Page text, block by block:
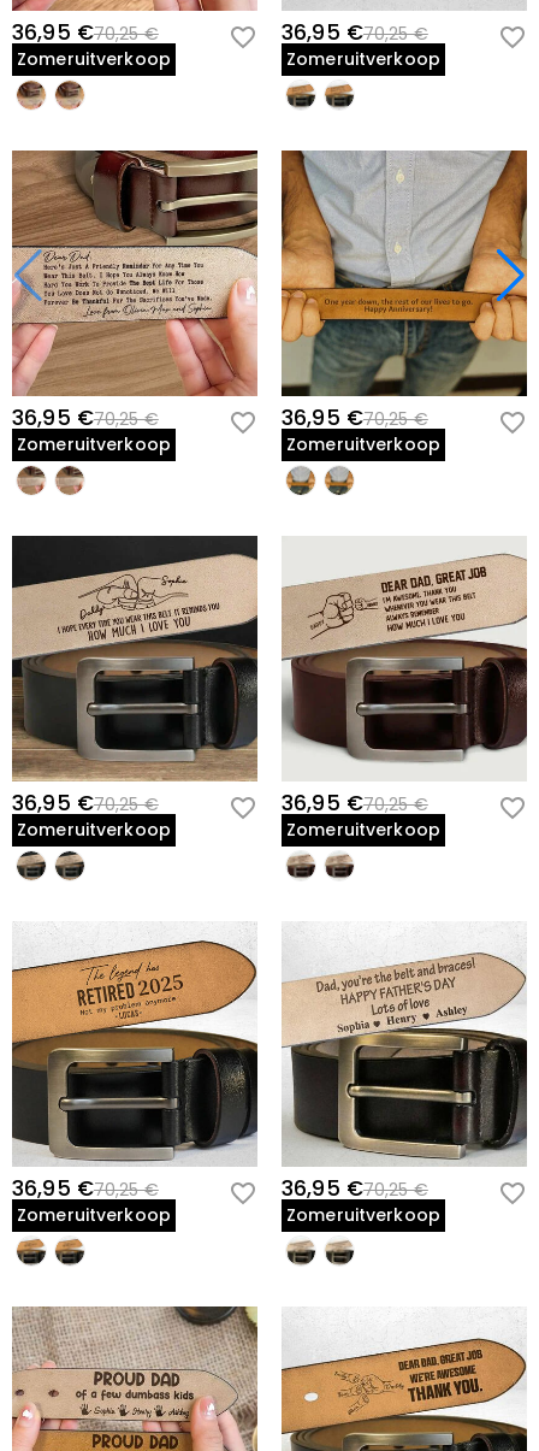
36,95 €70,25 €
Zomeruitverkoop
36,95 €70,25 €
Zomeruitverkoop
36,95 €70,25 €
Zomeruitverkoop
36,95 €70,25 €
Zomeruitverkoop
36,95 €70,25 €
Zomeruitverkoop
36,95 €70,25 €
Zomeruitverkoop
36,95 €70,25 €
Zomeruitverkoop
36,95 €70,25 €
Zomeruitverkoop